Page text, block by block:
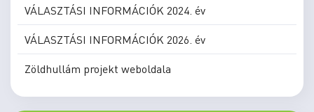
VÁLASZTÁSI INFORMÁCIÓK 2024. év
VÁLASZTÁSI INFORMÁCIÓK 2026. év
Zöldhullám projekt weboldala